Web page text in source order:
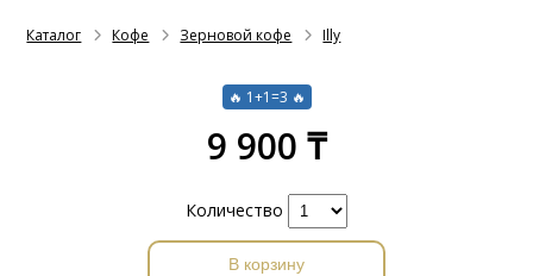
Каталог Кофе Зерновой кофе Illy
🔥 1+1=3 🔥
9 900 ₸
Количество
В корзину